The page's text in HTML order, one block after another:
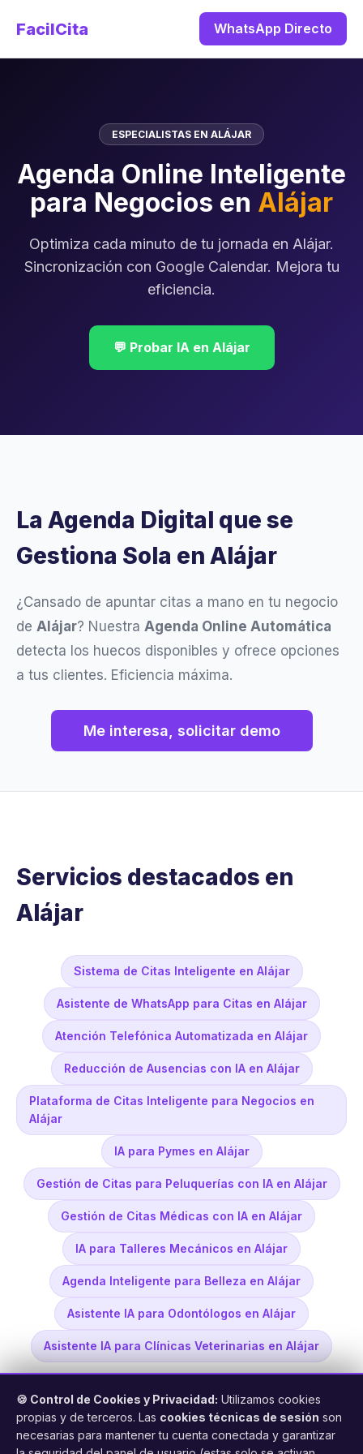
FacilCita WhatsApp Directo
ESPECIALISTAS EN ALÁJAR
Agenda Online Inteligente
para Negocios en Alájar
Optimiza cada minuto de tu jornada en Alájar.
Sincronización con Google Calendar. Mejora tu
eficiencia.
💬 Probar IA en Alájar
La Agenda Digital que se
Gestiona Sola en Alájar
¿Cansado de apuntar citas a mano en tu negocio
de Alájar? Nuestra Agenda Online Automática
detecta los huecos disponibles y ofrece opciones
a tus clientes. Eficiencia máxima.
Me interesa, solicitar demo
Servicios destacados en
Alájar
Sistema de Citas Inteligente en Alájar
Asistente de WhatsApp para Citas en Alájar
Atención Telefónica Automatizada en Alájar
Reducción de Ausencias con IA en Alájar
Plataforma de Citas Inteligente para Negocios en
Alájar
IA para Pymes en Alájar
Gestión de Citas para Peluquerías con IA en Alájar
Gestión de Citas Médicas con IA en Alájar
IA para Talleres Mecánicos en Alájar
Agenda Inteligente para Belleza en Alájar
Asistente IA para Odontólogos en Alájar
Asistente IA para Clínicas Veterinarias en Alájar
🍪 Control de Cookies y Privacidad: Utilizamos cookies
propias y de terceros. Las cookies técnicas de sesión son
necesarias para mantener tu cuenta conectada y garantizar